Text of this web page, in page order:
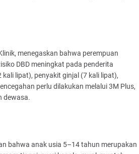
menegaskan bahwa perempuan
DBD meningkat pada penderita
lipat), penyakit ginjal (7 kali lipat),
perlu dilakukan melalui 3M Plus,
dewasa.
bahwa anak usia 5–14 tahun merupakan